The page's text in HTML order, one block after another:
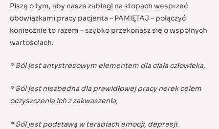
Piszę o tym, aby nasze zabiegi na stopach wesprzeć
obowiązkami pracy pacjenta – PAMIĘTAJ – połączyć
koniecznie to razem – szybko przekonasz się o wspólnych
wartościach.
* Sól jest antystresowym elementem dla ciała człowieka,
* Sól jest niezbędna dla prawidłowej pracy nerek celem
oczyszczenia ich z zakwaszenia,
* Sól jest podstawą w terapiach emocji, depresji.